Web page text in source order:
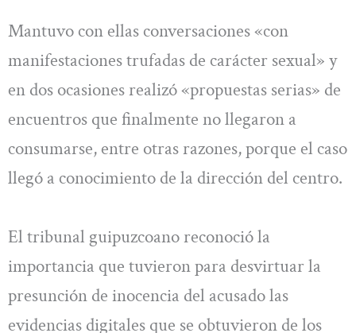
Mantuvo con ellas conversaciones «con
manifestaciones trufadas de carácter sexual» y
en dos ocasiones realizó «propuestas serias» de
encuentros que finalmente no llegaron a
consumarse, entre otras razones, porque el caso
llegó a conocimiento de la dirección del centro.
El tribunal guipuzcoano reconoció la
importancia que tuvieron para desvirtuar la
presunción de inocencia del acusado las
evidencias digitales que se obtuvieron de los